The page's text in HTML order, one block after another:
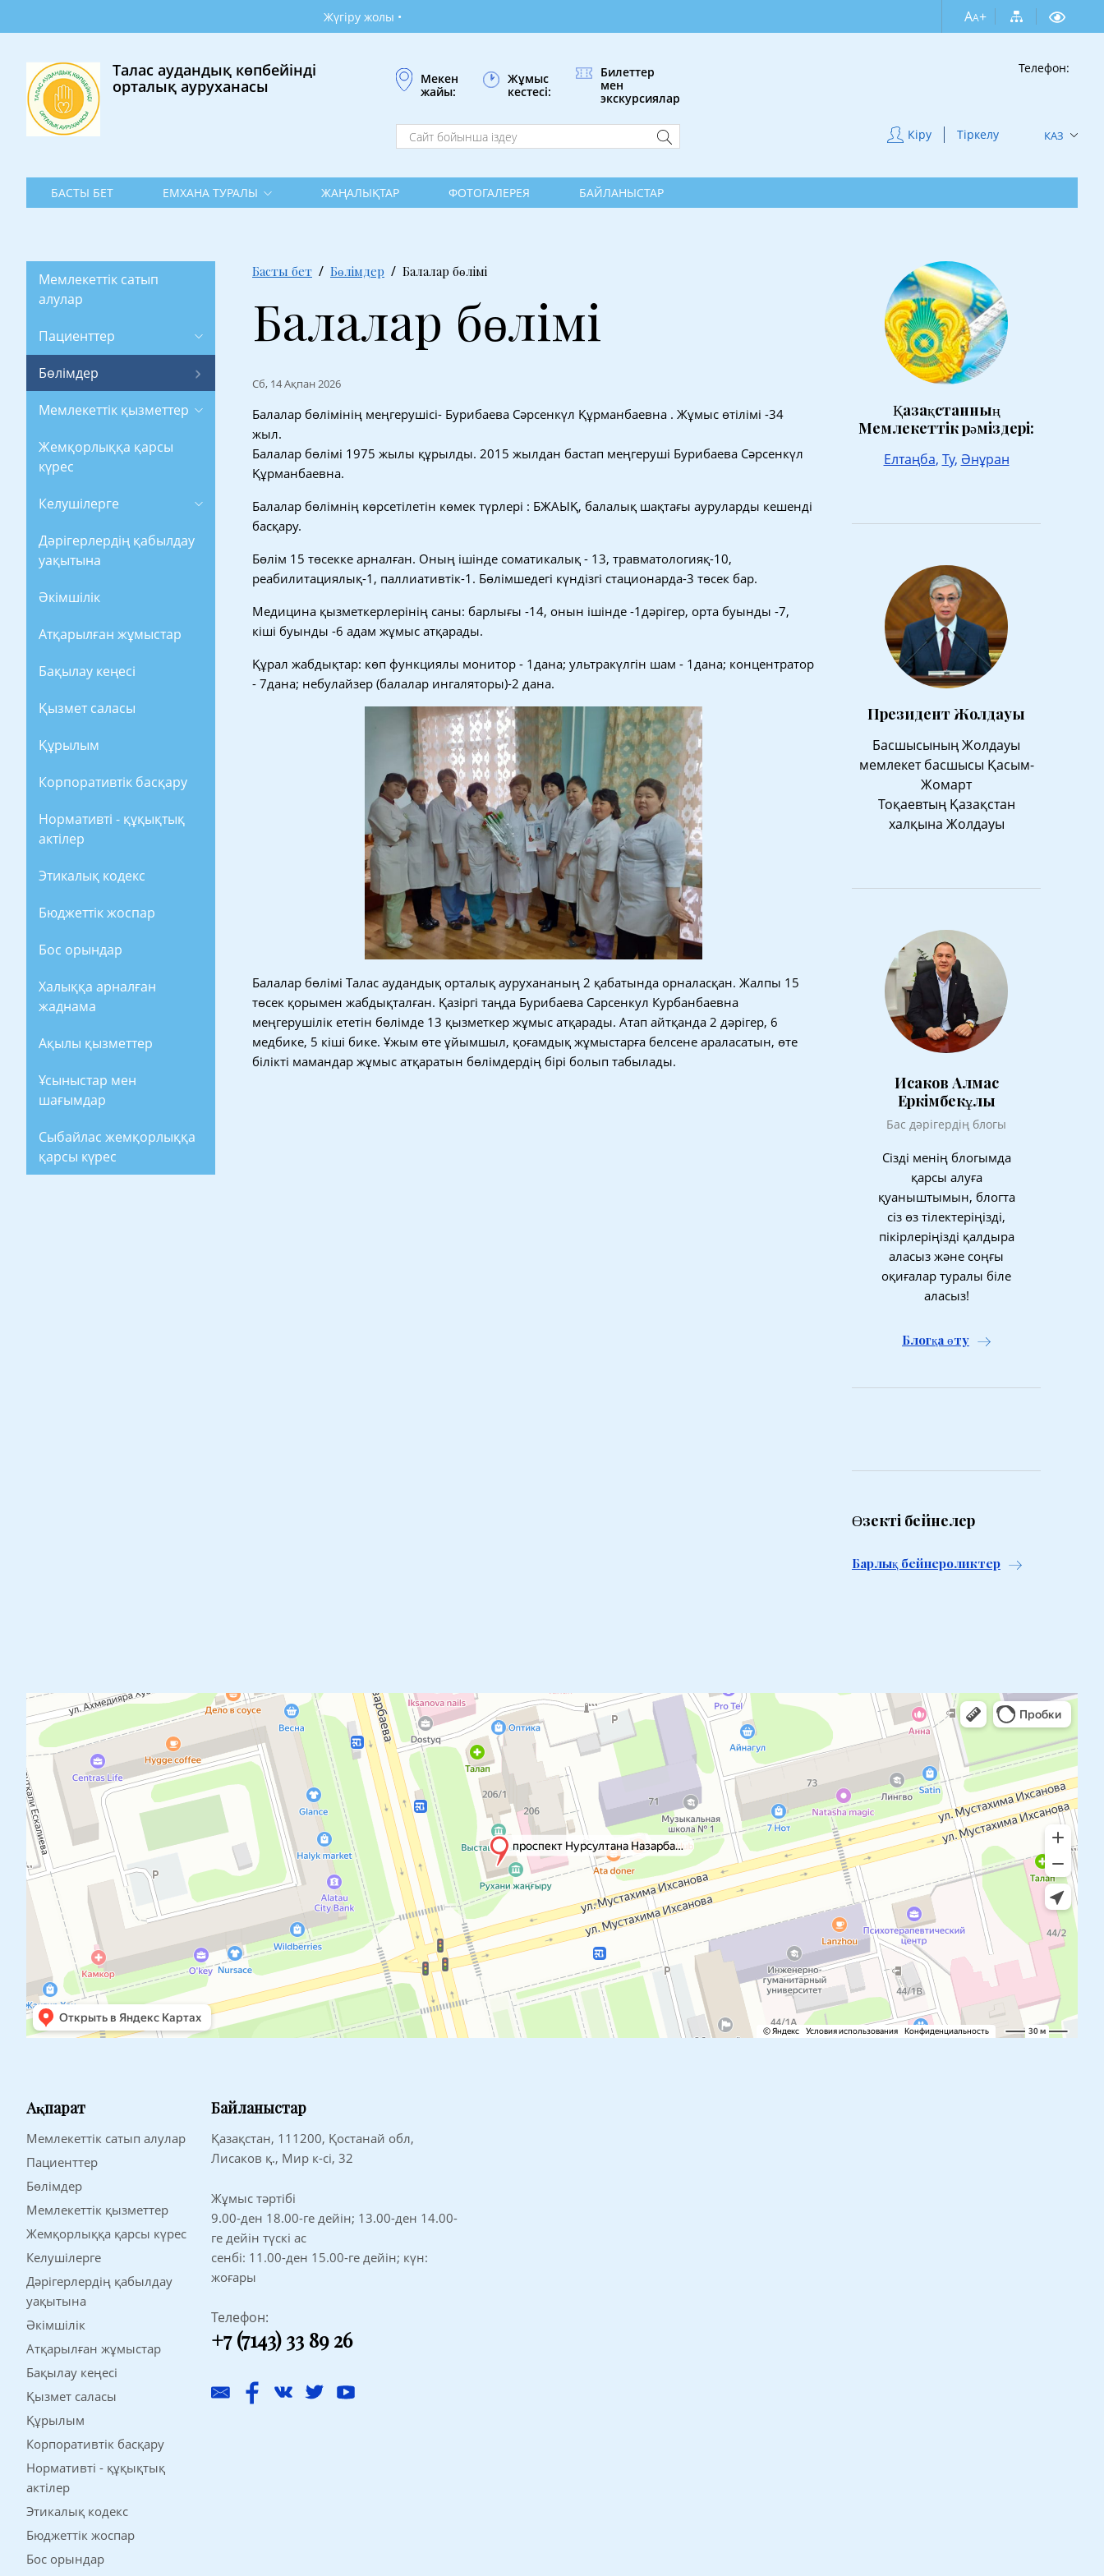
Жүгіру жолы • AA+
Талас аудандық көпбейінді
орталық ауруханасы
Мекен
жайы:
Жұмыс
кестесі:
Билеттер
мен
экскурсиялар
Телефон:
Кіру Тіркелу КАЗ
БАСТЫ БЕТ ЕМХАНА ТУРАЛЫ ЖАҢАЛЫҚТАР ФОТОГАЛЕРЕЯ БАЙЛАНЫСТАР
Мемлекеттік сатып
алулар
Пациенттер
Бөлімдер
Мемлекеттік қызметтер
Жемқорлыққа қарсы
күрес
Келушілерге
Дәрігерлердің қабылдау
уақытына
Әкімшілік
Атқарылған жұмыстар
Бақылау кеңесі
Қызмет саласы
Құрылым
Корпоративтік басқару
Нормативті - құқықтық
актілер
Этикалық кодекс
Бюджеттік жоспар
Бос орындар
Халыққа арналған
жаднама
Ақылы қызметтер
Ұсыныстар мен
шағымдар
Сыбайлас жемқорлыққа
қарсы күрес
Басты бет Бөлімдер Балалар бөлімі
Балалар бөлімі
Сб, 14 Ақпан 2026
Балалар бөлімінің меңгерушісі- Бурибаева Сәрсенкүл Құрманбаевна . Жұмыс өтілімі -34
жыл.
Балалар бөлімі 1975 жылы құрылды. 2015 жылдан бастап меңгеруші Бурибаева Сәрсенкүл
Құрманбаевна.
Балалар бөлімнің көрсетілетін көмек түрлері : БЖАЫҚ, балалық шақтағы ауруларды кешенді
басқару.
Бөлім 15 төсекке арналған. Оның ішінде соматикалық - 13, травматологияқ-10,
реабилитациялық-1, паллиативтік-1. Бөлімшедегі күндізгі стационарда-3 төсек бар.
Медицина қызметкерлерінің саны: барлығы -14, онын ішінде -1дәрігер, орта буынды -7,
кіші буынды -6 адам жұмыс атқарады.
Құрал жабдықтар: көп функциялы монитор - 1дана; ультракүлгін шам - 1дана; концентратор
- 7дана; небулайзер (балалар ингаляторы)-2 дана.
Балалар бөлімі Талас аудандық орталық аурухананың 2 қабатында орналасқан. Жалпы 15
төсек қорымен жабдықталған. Қазіргі таңда Бурибаева Сарсенкул Курбанбаевна
меңгерушілік ететін бөлімде 13 қызметкер жұмыс атқарады. Атап айтқанда 2 дәрігер, 6
медбике, 5 кіші бике. Ұжым өте ұйымшыл, қоғамдық жұмыстарға белсене араласатын, өте
білікті мамандар жұмыс атқаратын бөлімдердің бірі болып табылады.
Қазақстанның
Мемлекеттік рәміздері:
Елтаңба, Ту, Әнұран
Президент Жолдауы
Басшысының Жолдауы
мемлекет басшысы Қасым-
Жомарт
Тоқаевтың Қазақстан
халқына Жолдауы
Исаков Алмас
Еркімбекұлы
Бас дәрігердің блогы
Сізді менің блогымда
қарсы алуға
қуаныштымын, блогта
сіз өз тілектеріңізді,
пікірлеріңізді қалдыра
аласыз және соңғы
оқиғалар туралы біле
аласыз!
Блогқа өту
Өзекті бейнелер
Барлық бейнероликтер
Ақпарат
Мемлекеттік сатып алулар
Пациенттер
Бөлімдер
Мемлекеттік қызметтер
Жемқорлыққа қарсы күрес
Келушілерге
Дәрігерлердің қабылдау
уақытына
Әкімшілік
Атқарылған жұмыстар
Бақылау кеңесі
Қызмет саласы
Құрылым
Корпоративтік басқару
Нормативті - құқықтық
актілер
Этикалық кодекс
Бюджеттік жоспар
Бос орындар
Байланыстар
Қазақстан, 111200, Қостанай обл,
Лисаков қ., Мир к-сі, 32
Жұмыс тәртібі
9.00-ден 18.00-ге дейін; 13.00-ден 14.00-
ге дейін түскі ас
сенбі: 11.00-ден 15.00-ге дейін; күн:
жоғары
Телефон:
+7 (7143) 33 89 26